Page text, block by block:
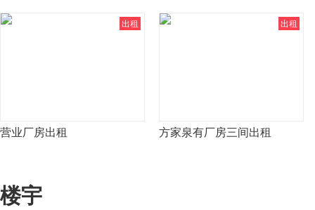
营业厂房出租
出租
方家泉有厂房三间出租
出租
楼宇